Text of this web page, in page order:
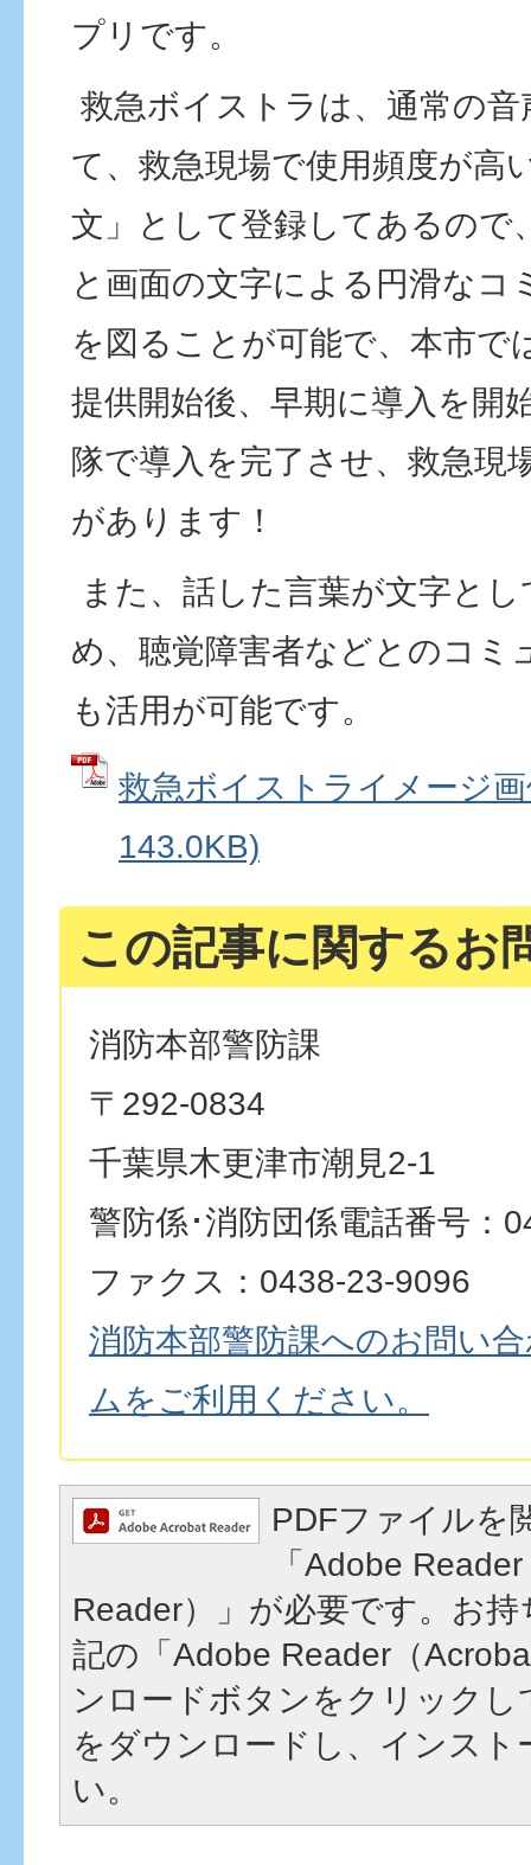
プリです。
救急ボイストラは、通常の
て、救急現場で使用頻度が高
文」として登録してあるので
と画面の文字による円滑なコ
を図ることが可能で、本市で
提供開始後、早期に導入を開
隊で導入を完了させ、救急現
があります！
また、話した言葉が文字と
め、聴覚障害者などとのコミ
も活用が可能です。
救急ボイストライメージ
143.0KB)
この記事に関するお
消防本部警防課
〒292-0834
千葉県木更津市潮見2-1
警防係･消防団係電話番号：
ファクス：0438-23-9096
消防本部警防課へのお問い
ムをご利用ください。
PDFファイルを
「Adobe
Reader）」が必要です。お
記の「Adobe Reader（
ンロードボタンをクリック
をダウンロードし、インスト
い。